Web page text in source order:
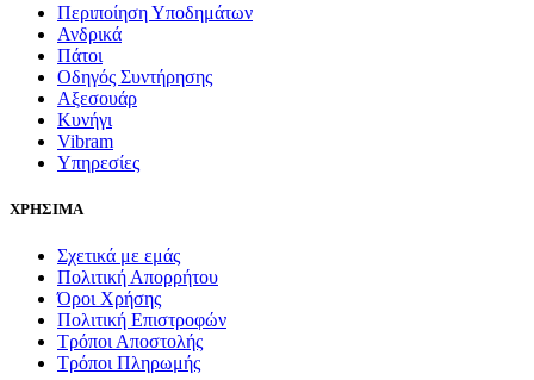
Περιποίηση Υποδημάτων
Ανδρικά
Πάτοι
Οδηγός Συντήρησης
Αξεσουάρ
Κυνήγι
Vibram
Υπηρεσίες
ΧΡΗΣΙΜΑ
Σχετικά με εμάς
Πολιτική Απορρήτου
Όροι Χρήσης
Πολιτική Επιστροφών
Τρόποι Αποστολής
Τρόποι Πληρωμής